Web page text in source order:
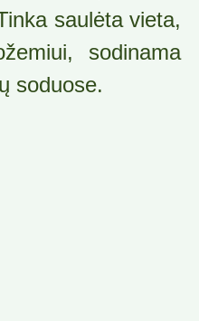
saulėta vieta,
sodinama
soduose.